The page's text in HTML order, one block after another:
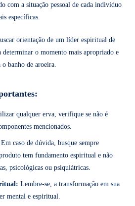
com a situação pessoal de cada indivíduo
específicas.
orientação de um líder espiritual de
determinar o momento mais apropriado e
o banho de aroeira.
qualquer erva, verifique se não é
mencionados.
Em caso de dúvida, busque sempre
tem fundamento espiritual e não
psicológicas ou psiquiátricas.
Lembre-se, a transformação em sua
mental e espiritual.